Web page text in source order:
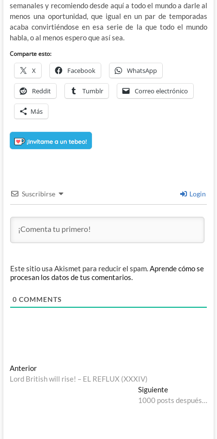
semanales y recomiendo desde aquí a todo el mundo a darle al
menos una oportunidad, que igual en un par de temporadas
acaba convirtiéndose en esa serie de la que todo el mundo
habla, o al menos espero que así sea.
Comparte esto:
X Facebook WhatsApp
Reddit Tumblr Correo electrónico
Más
Suscribirse Login
Este sitio usa Akismet para reducir el spam.Aprende cómo se
procesan los datos de tus comentarios.
0 COMMENTS
Navegación
de
AnteriorEntrada
anterior:
Lord British will rise! – EL REFLUX (XXXIV)
SiguienteEntrada
siguiente:
1000 posts después…